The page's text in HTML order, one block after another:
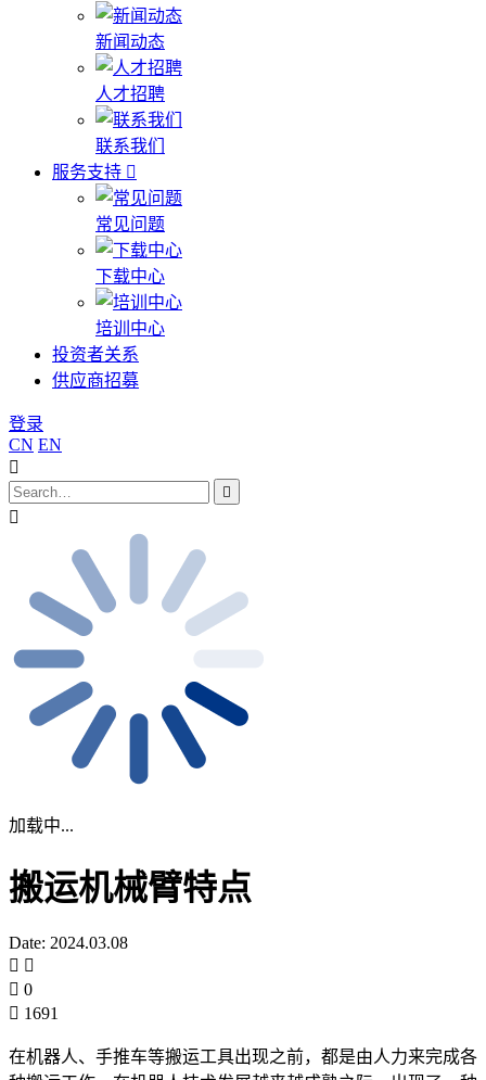
新闻动态
人才招聘
联系我们
服务支持
常见问题
下载中心
培训中心
投资者关系
供应商招募
登录
CN EN
加载中...
搬运机械臂特点
Date: 2024.03.08
0
1691
在机器人、手推车等搬运工具出现之前，都是由人力来完成各